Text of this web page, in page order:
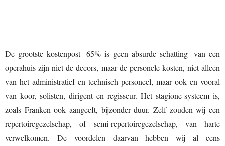
De grootste kostenpost -65% is geen absurde schatting- van een
operahuis zijn niet de decors, maar de personele kosten, niet alleen
van het administratief en technisch personeel, maar ook en vooral
van koor, solisten, dirigent en regisseur. Het stagione-systeem is,
zoals Franken ook aangeeft, bijzonder duur. Zelf zouden wij een
repertoiregezelschap, of semi-repertoiregezelschap, van harte
verwelkomen. De voordelen daarvan hebben wij al eens